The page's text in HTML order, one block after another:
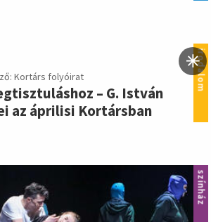
irodalom
Kortárs folyóirat
– G. István
az áprilisi Kortársban
színház